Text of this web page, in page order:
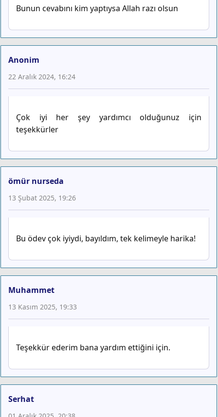
Bunun cevabını kim yaptıysa Allah razı olsun
Anonim
22 Aralık 2024, 16:24
Çok iyi her şey yardımcı olduğunuz için
teşekkürler
ömür nurseda
13 Şubat 2025, 19:26
Bu ödev çok iyiydi, bayıldım, tek kelimeyle harika!
Muhammet
13 Kasım 2025, 19:33
Teşekkür ederim bana yardım ettiğini için.
Serhat